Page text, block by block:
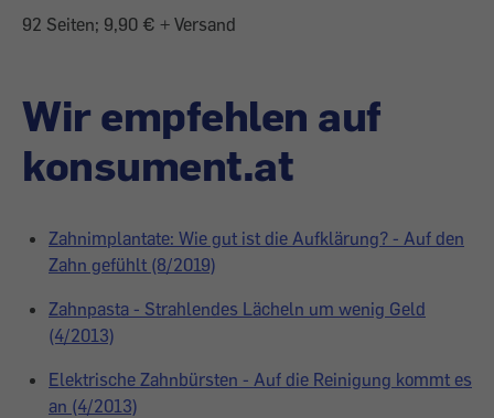
92 Seiten; 9,90 € + Versand
Wir empfehlen auf
konsument.at
Zahnimplantate: Wie gut ist die Aufklärung? - Auf den
Zahn gefühlt (8/2019)
Zahnpasta - Strahlendes Lächeln um wenig Geld
(4/2013)
Elektrische Zahnbürsten - Auf die Reinigung kommt es
an (4/2013)